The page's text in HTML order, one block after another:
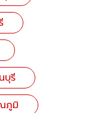
บุรี
ภูมิ